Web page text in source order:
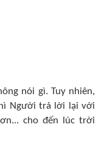
nói gì. Tuy nhiên,
Người trả lời lại với
cho đến lúc trời